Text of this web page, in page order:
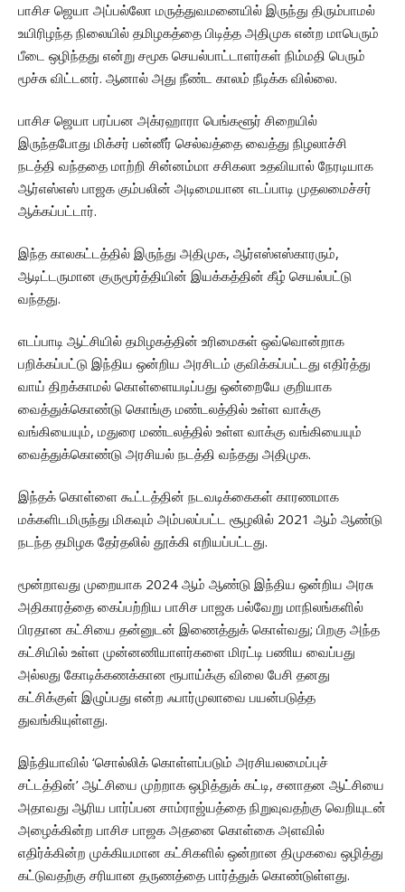
பாசிச ஜெயா அப்பல்லோ மருத்துவமனையில் இருந்து திரும்பாமல்
உயிரிழந்த நிலையில் தமிழகத்தை பிடித்த அதிமுக என்ற மாபெரும்
பீடை ஒழிந்தது என்று சமூக செயல்பாட்டாளர்கள் நிம்மதி பெரும்
மூச்சு விட்டனர். ஆனால் அது நீண்ட காலம் நீடிக்க வில்லை.
பாசிச ஜெயா பரப்பன அக்ரஹாரா பெங்களூர் சிறையில்
இருந்தபோது மிக்சர் பன்னீர் செல்வத்தை வைத்து நிழலாச்சி
நடத்தி வந்ததை மாற்றி சின்னம்மா சசிகலா உதவியால் நேரடியாக
ஆர்எஸ்எஸ் பாஜக கும்பலின் அடிமையான எடப்பாடி முதலமைச்சர்
ஆக்கப்பட்டார்.
இந்த காலகட்டத்தில் இருந்து அதிமுக, ஆர்எஸ்எஸ்காரரும்,
ஆடிட்டருமான குருமூர்த்தியின் இயக்கத்தின் கீழ் செயல்பட்டு
வந்தது.
எடப்பாடி ஆட்சியில் தமிழகத்தின் உரிமைகள் ஒவ்வொன்றாக
பறிக்கப்பட்டு இந்திய ஒன்றிய அரசிடம் குவிக்கப்பட்டது எதிர்த்து
வாய் திறக்காமல் கொள்ளையடிப்பது ஒன்றையே குறியாக
வைத்துக்கொண்டு கொங்கு மண்டலத்தில் உள்ள வாக்கு
வங்கியையும், மதுரை மண்டலத்தில் உள்ள வாக்கு வங்கியையும்
வைத்துக்கொண்டு அரசியல் நடத்தி வந்தது அதிமுக.
இந்தக் கொள்ளை கூட்டத்தின் நடவடிக்கைகள் காரணமாக
மக்களிடமிருந்து மிகவும் அம்பலப்பட்ட சூழலில் 2021 ஆம் ஆண்டு
நடந்த தமிழக தேர்தலில் தூக்கி எறியப்பட்டது.
மூன்றாவது முறையாக 2024 ஆம் ஆண்டு இந்திய ஒன்றிய அரசு
அதிகாரத்தை கைப்பற்றிய பாசிச பாஜக பல்வேறு மாநிலங்களில்
பிரதான கட்சியை தன்னுடன் இணைத்துக் கொள்வது; பிறகு அந்த
கட்சியில் உள்ள முன்னணியாளர்களை மிரட்டி பணிய வைப்பது
அல்லது கோடிக்கணக்கான ரூபாய்க்கு விலை பேசி தனது
கட்சிக்குள் இழுப்பது என்ற ஃபார்முலாவை பயன்படுத்த
துவங்கியுள்ளது.
இந்தியாவில் ‘சொல்லிக் கொள்ளப்படும் அரசியலமைப்புச்
சட்டத்தின்’ ஆட்சியை முற்றாக ஒழித்துக் கட்டி, சனாதன ஆட்சியை
அதாவது ஆரிய பார்ப்பன சாம்ராஜ்யத்தை நிறுவுவதற்கு வெறியுடன்
அழைக்கின்ற பாசிச பாஜக அதனை கொள்கை அளவில்
எதிர்க்கின்ற முக்கியமான கட்சிகளில் ஒன்றான திமுகவை ஒழித்து
கட்டுவதற்கு சரியான தருணத்தை பார்த்துக் கொண்டுள்ளது.